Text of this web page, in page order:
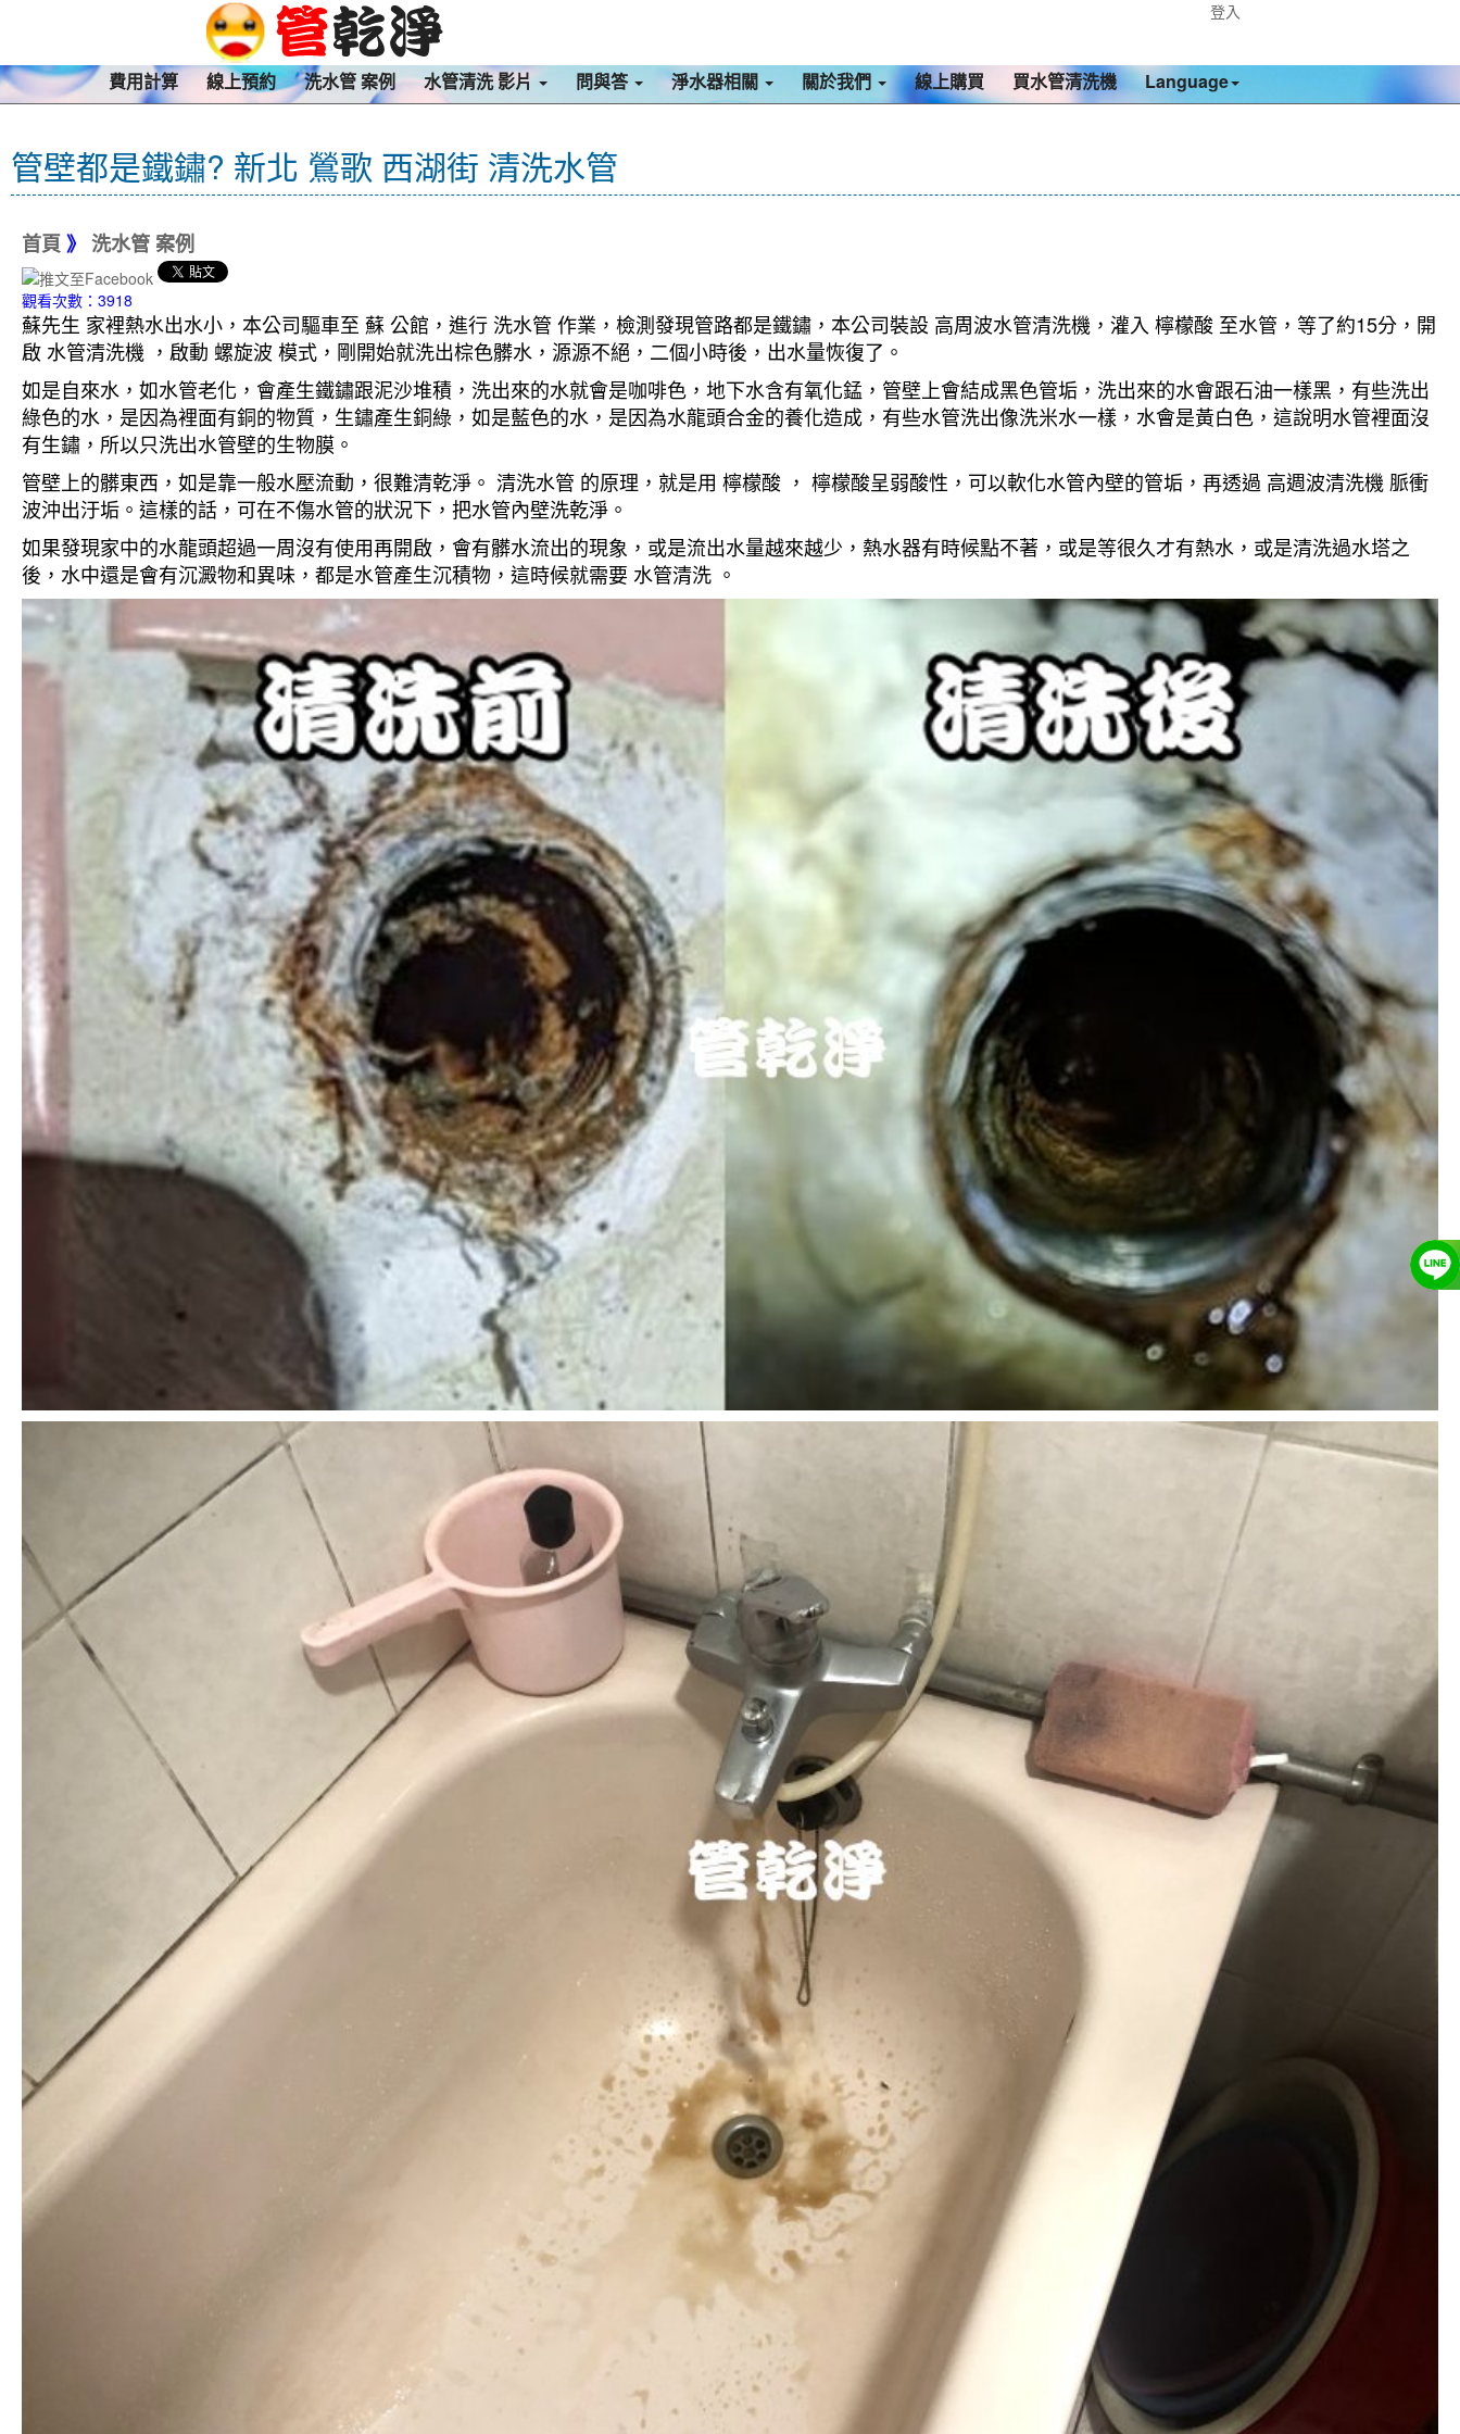
登入
費用計算 線上預約 洗水管 案例 水管清洗 影片 問與答 淨水器相關 關於我們 線上購買 買水管清洗機 Language
管壁都是鐵鏽? 新北 鶯歌 西湖街 清洗水管
首頁 》 洗水管 案例
觀看次數：3918
蘇先生 家裡熱水出水小，本公司驅車至 蘇 公館，進行 洗水管 作業，檢測發現管路都是鐵鏽，本公司裝設 高周波水管清洗機，灌入 檸檬酸 至水管，等了約15分，開
啟 水管清洗機 ，啟動 螺旋波 模式，剛開始就洗出棕色髒水，源源不絕，二個小時後，出水量恢復了。
如是自來水，如水管老化，會產生鐵鏽跟泥沙堆積，洗出來的水就會是咖啡色，地下水含有氧化錳，管壁上會結成黑色管垢，洗出來的水會跟石油一樣黑，有些洗出
綠色的水，是因為裡面有銅的物質，生鏽產生銅綠，如是藍色的水，是因為水龍頭合金的養化造成，有些水管洗出像洗米水一樣，水會是黃白色，這說明水管裡面沒
有生鏽，所以只洗出水管壁的生物膜。
管壁上的髒東西，如是靠一般水壓流動，很難清乾淨。 清洗水管 的原理，就是用 檸檬酸 ， 檸檬酸呈弱酸性，可以軟化水管內壁的管垢，再透過 高週波清洗機 脈衝
波沖出汙垢。這樣的話，可在不傷水管的狀況下，把水管內壁洗乾淨。
如果發現家中的水龍頭超過一周沒有使用再開啟，會有髒水流出的現象，或是流出水量越來越少，熱水器有時候點不著，或是等很久才有熱水，或是清洗過水塔之
後，水中還是會有沉澱物和異味，都是水管產生沉積物，這時候就需要 水管清洗 。